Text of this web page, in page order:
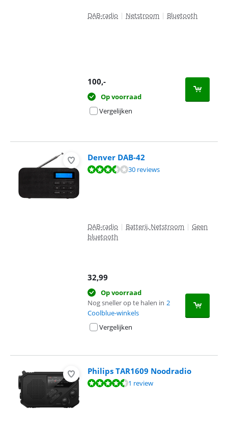
DAB-radio | Netstroom | Bluetooth
100,-
Op voorraad
Vergelijken
Denver DAB-42
Beoordeling is 7,2 van de 10, gebaseerd op 30 reviews.
30 reviews
DAB-radio | Batterij, Netstroom | Geen
bluetooth
32,99
Op voorraad
Nog sneller op te halen in 2
Coolblue-winkels
Vergelijken
Philips TAR1609 Noodradio
Beoordeling is 9,2 van de 10, gebaseerd op 1 review.
1 review